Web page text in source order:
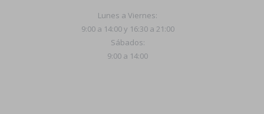
Lunes a Viernes:
9:00 a 14:00 y 16:30 a 21:00
Sábados:
9:00 a 14:00